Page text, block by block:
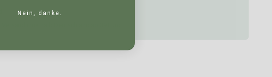
Nein, danke.